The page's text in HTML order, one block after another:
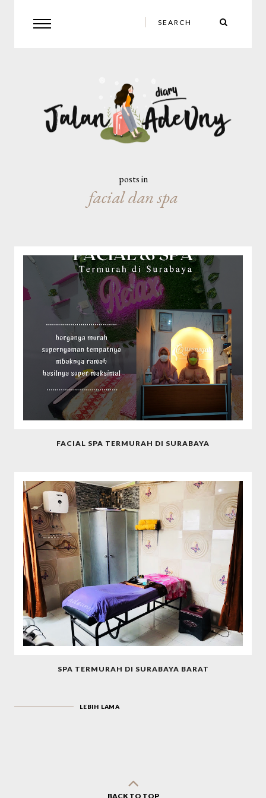
posts in
facial dan spa
FACIAL SPA TERMURAH DI SURABAYA
SPA TERMURAH DI SURABAYA BARAT
LEBIH LAMA
BACK TO TOP